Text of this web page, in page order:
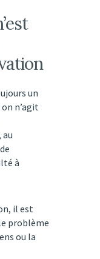
un
n’agit
à
il est
problème
ou la